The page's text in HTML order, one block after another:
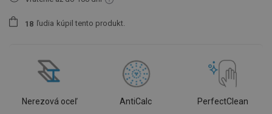
1 8 ľudia kúpil tento produkt.
Nerezová oceľ AntiCalc PerfectClean